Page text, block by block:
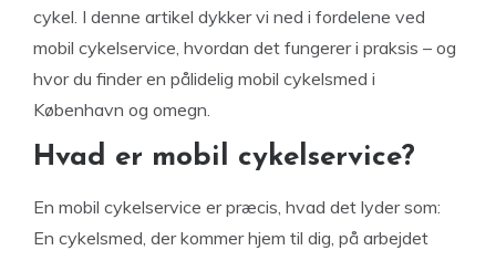
cykel. I denne artikel dykker vi ned i fordelene ved
mobil cykelservice, hvordan det fungerer i praksis – og
hvor du finder en pålidelig mobil cykelsmed i
København og omegn.
Hvad er mobil cykelservice?
En mobil cykelservice er præcis, hvad det lyder som:
En cykelsmed, der kommer hjem til dig, på arbejdet